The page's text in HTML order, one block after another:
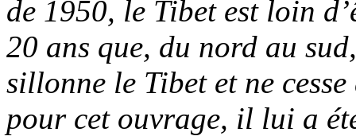
de 1950, le Tibet est loin
20 ans que, du nord au
sillonne le Tibet et ne
pour cet ouvrage, il lui a